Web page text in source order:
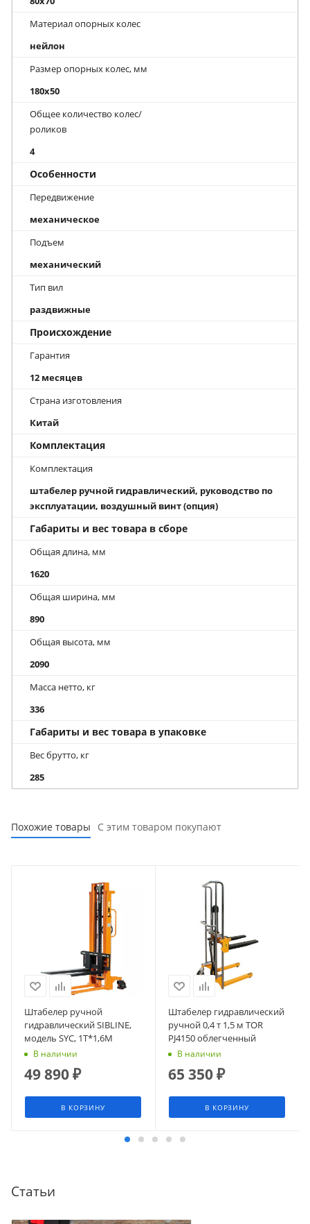
Материал опорных колес
нейлон
Размер опорных колес, мм
180x50
Общее количество колес/
роликов
4
Особенности
Передвижение
механическое
Подъем
механический
Тип вил
раздвижные
Происхождение
Гарантия
12 месяцев
Страна изготовления
Китай
Комплектация
Комплектация
штабелер ручной гидравлический, руководство по
эксплуатации, воздушный винт (опция)
Габариты и вес товара в сборе
Общая длина, мм
1620
Общая ширина, мм
890
Общая высота, мм
2090
Масса нетто, кг
336
Габариты и вес товара в упаковке
Вес брутто, кг
285
Похожие товары С этим товаром покупают
Штабелер ручной
гидравлический SIBLINE,
модель SYC, 1Т*1,6М
В наличии
49 890₽
В КОРЗИНУ
Штабелер гидравлический
ручной 0,4 т 1,5 м TOR
PJ4150 облегченный
В наличии
65 350₽
В КОРЗИНУ
Статьи